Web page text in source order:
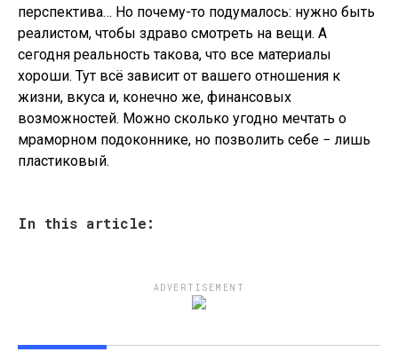
перспектива… Но почему-то подумалось: нужно быть
реалистом, чтобы здраво смотреть на вещи. А
сегодня реальность такова, что все материалы
хороши. Тут всё зависит от вашего отношения к
жизни, вкуса и, конечно же, финансовых
возможностей. Можно сколько угодно мечтать о
мраморном подоконнике, но позволить себе − лишь
пластиковый.
In this article:
ADVERTISEMENT